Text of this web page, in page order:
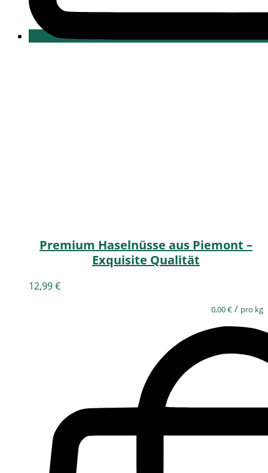
Premium Haselnüsse aus Piemont –
Exquisite Qualität
12,99€
0,00€ / pro kg